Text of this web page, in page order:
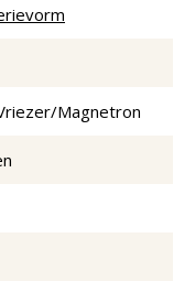
Magnetron